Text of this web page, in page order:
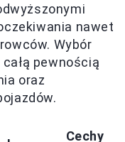
nawet
Wybór
pewnością
oraz
Cechy